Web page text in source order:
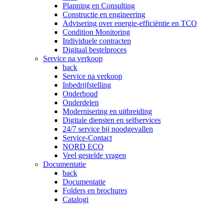
Planning en Consulting
Constructie en engineering
Advisering over energie-efficiëntie en TCO
Condition Monitoring
Individuele contracten
Digitaal bestelproces
Service na verkoop
back
Service na verkoop
Inbedrijfstelling
Onderhoud
Onderdelen
Modernisering en uitbreiding
Digitale diensten en selfservices
24/7 service bij noodgevallen
Service-Contact
NORD ECO
Veel gestelde vragen
Documentatie
back
Documentatie
Folders en brochures
Catalogi